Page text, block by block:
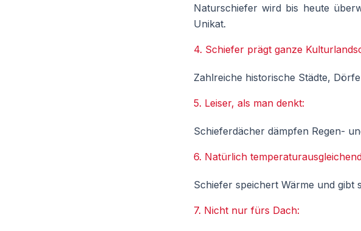
Naturschiefer wird bis heute
Unikat.
4. Schiefer prägt ganze
Zahlreiche historische Städte,
5. Leiser, als man denkt:
Schieferdächer dämpfen Regen-
6. Natürlich
Schiefer speichert Wärme und gibt
7. Nicht nur fürs Dach: